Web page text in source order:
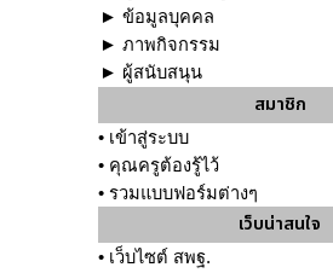
► ข้อมูลบุคคล
► ภาพกิจกรรม
► ผู้สนับสนุน
สมาชิก
• เข้าสู่ระบบ
• คุณครูต้องรู้ไว้
• รวมแบบฟอร์มต่างๆ
เว็บน่าสนใจ
• เว็บไซต์ สพฐ.